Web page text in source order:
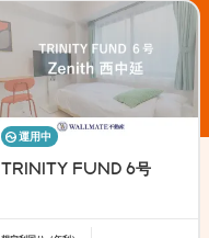
運用中
TRINITY FUND 6号